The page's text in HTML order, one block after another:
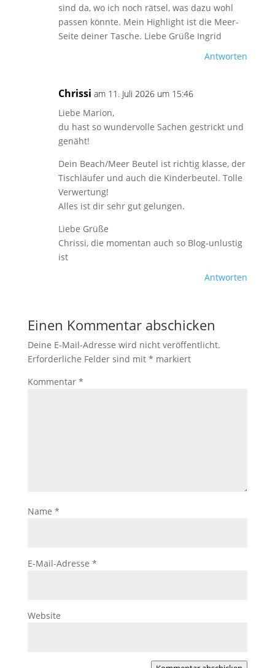
sind da, wo ich noch rätsel, was dazu wohl
passen könnte. Mein Highlight ist die Meer-
Seite deiner Tasche. Liebe Grüße Ingrid
Antworten
Chrissi am 11. Juli 2026 um 15:46
Liebe Marion,
du hast so wundervolle Sachen gestrickt und
genäht!
Dein Beach/Meer Beutel ist richtig klasse, der
Tischläufer und auch die Kinderbeutel. Tolle
Verwertung!
Alles ist dir sehr gut gelungen.
Liebe Grüße
Chrissi, die momentan auch so Blog-unlustig
ist
Antworten
Einen Kommentar abschicken
Deine E-Mail-Adresse wird nicht veröffentlicht.
Erforderliche Felder sind mit * markiert
Kommentar *
Name *
E-Mail-Adresse *
Website